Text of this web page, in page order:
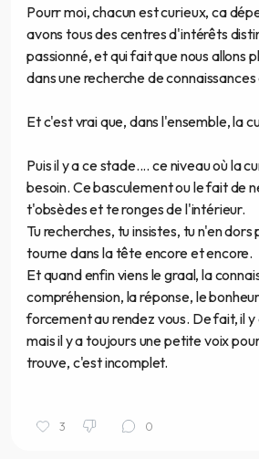
Pourr moi, chacun est curieux, ca
avons tous des centres d'intérêts
passionné, et qui fait que nous allons
dans une recherche de connaissances
Et c'est vrai que, dans l'ensemble, la
Puis il y a ce stade.... ce niveau où la
besoin. Ce basculement ou le fait de
t'obsèdes et te ronges de l'intérieur.
Tu recherches, tu insistes, tu n'en dors
tourne dans la tête encore et encore.
Et quand enfin viens le graal, la
compréhension, la réponse, le
forcement au rendez vous. De fait, il
mais il y a toujours une petite voix
trouve, c'est incomplet.
3 0